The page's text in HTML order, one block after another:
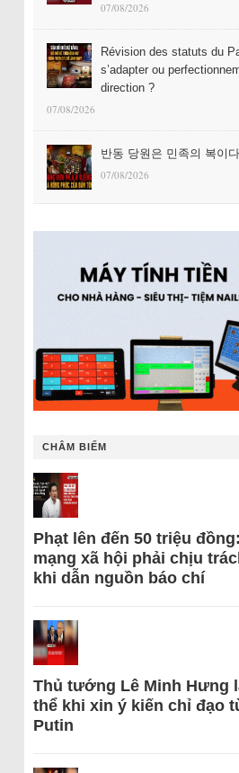
07/08/2026
Révision des statuts du
s’adapter ou
direction ?
07/08/2026
반동 당원은 민족의 복이다
07/08/2026
CHÂM BIẾM
Phạt lên đến 50 triệu
mạng xã hội phải chịu
khi dẫn nguồn báo chí
Thủ tướng Lê Minh Hưng
thể khi xin ý kiến chỉ đạo
Putin